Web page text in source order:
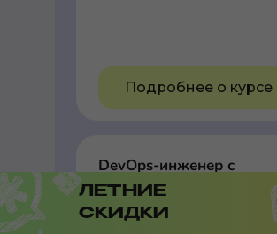
Подробнее о курсе
DevOps-инженер с
нуля
Стань DevOps-инженером с нуля и
научись использовать
ЛЕТНИЕ
СКИДКИ